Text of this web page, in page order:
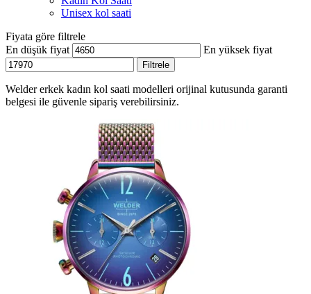
Unisex kol saati
Fiyata göre filtrele
En düşük fiyat
En yüksek fiyat
Filtrele
Welder erkek kadın kol saati modelleri orijinal kutusunda garanti
belgesi ile güvenle sipariş verebilirsiniz.